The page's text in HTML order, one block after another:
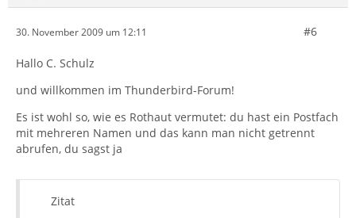
30. November 2009 um 12:11 #6
Hallo C. Schulz
und willkommen im Thunderbird-Forum!
Es ist wohl so, wie es Rothaut vermutet: du hast ein Postfach
mit mehreren Namen und das kann man nicht getrennt
abrufen, du sagst ja
Zitat